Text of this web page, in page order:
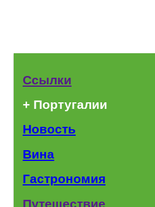
Ссылки
+ Португалии
Новость
Вина
Гастрономия
Путешествие